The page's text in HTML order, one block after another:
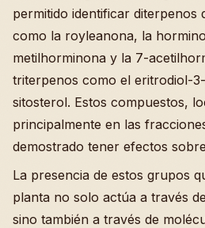
permitido identificar diterpenos
como la royleanona, la
metilhorminona y la 7-
triterpenos como el eritrodiol-
sitosterol. Estos compuestos,
principalmente en las
demostrado tener efectos
La presencia de estos grupos
planta no solo actúa a través
sino también a través de